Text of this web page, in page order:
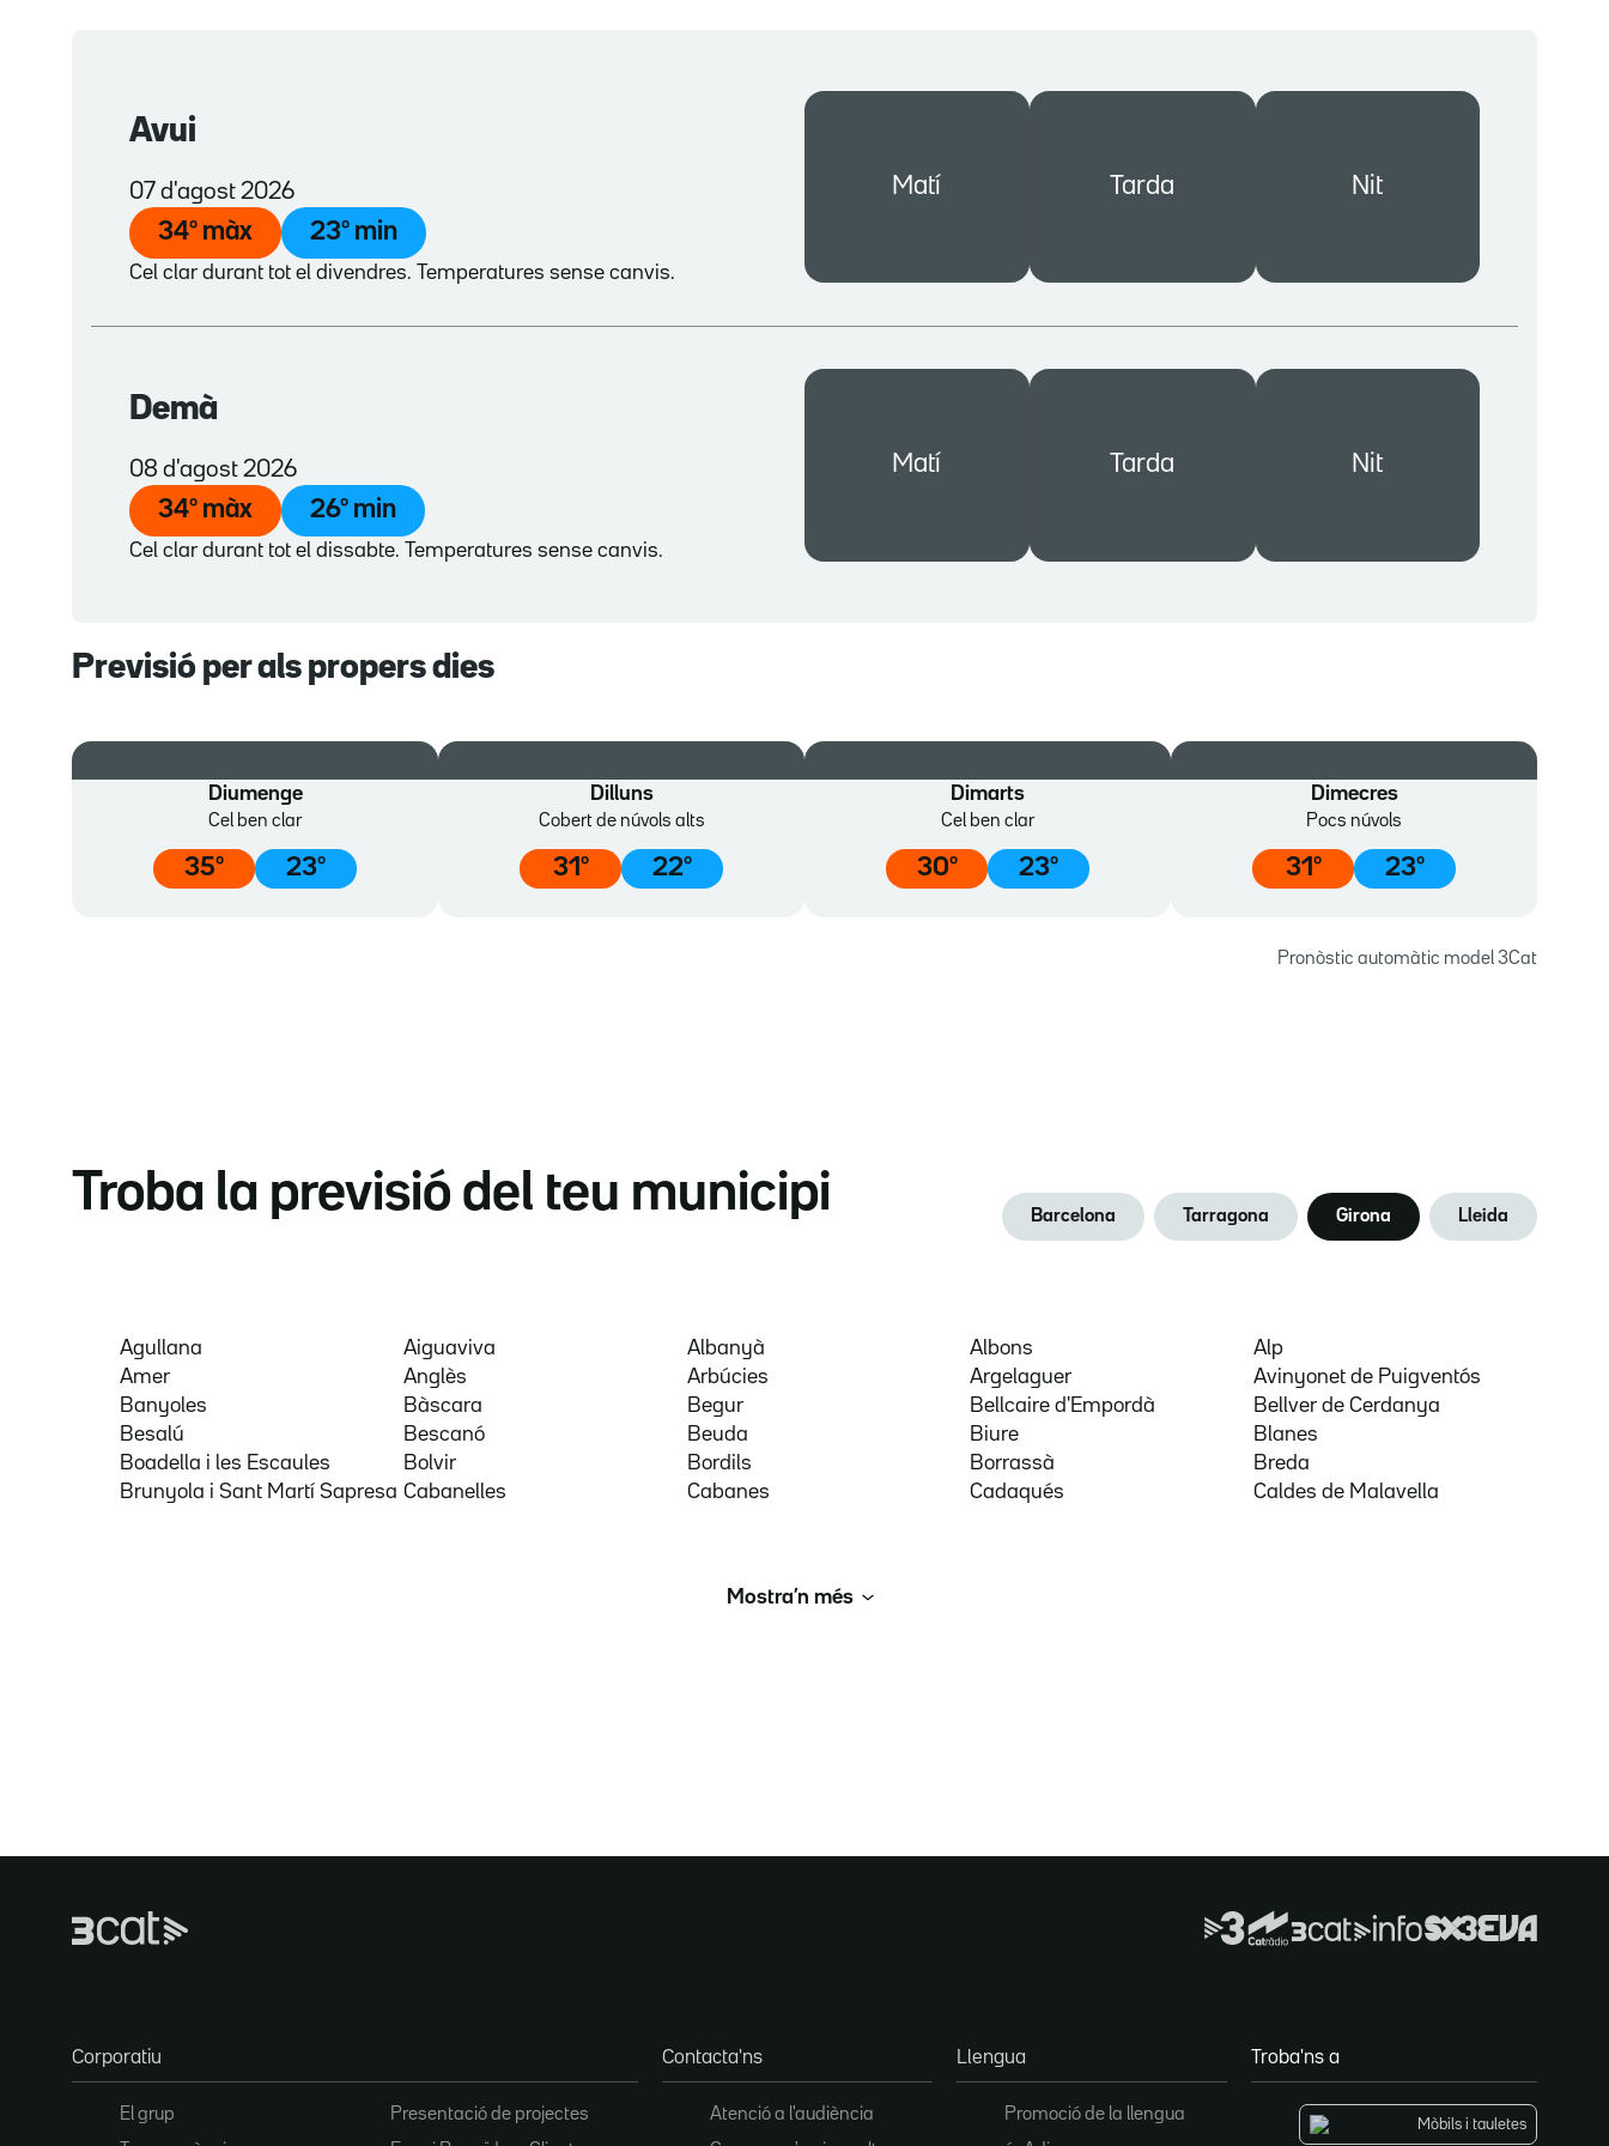
Avui
07 d'agost 2026
34º màx 23º min
Cel clar durant tot el divendres. Temperatures sense canvis.
Matí Tarda Nit
Demà
08 d'agost 2026
34º màx 26º min
Cel clar durant tot el dissabte. Temperatures sense canvis.
Matí Tarda Nit
Previsió per als propers dies
Diumenge
Cel ben clar
35º 23º
Dilluns
Cobert de núvols alts
31 º 22º
Dimarts
Cel ben clar
30º 23º
Dimecres
Pocs núvols
31 º 23º
Pronòstic automàtic model 3Cat
Troba la previsió del teu municipi Barcelona Tarragona Girona Lleida
Agullana Aiguaviva Albanyà Albons
Alp
Amer
Anglès Arbúcies Argelaguer
Avinyonet de Puigventós
Banyoles
Bàscara Begur Bellcaire d'Empordà
Bellver de Cerdanya
Besalú
Bescanó Beuda Biure
Blanes
Boadella i les Escaules
Bolvir Bordils Borrassà
Breda
Brunyola i Sant Martí Sapresa Cabanelles Cabanes Cadaqués Caldes de Malavella
Mostra’n més
Corporatiu
El grup Presentació de projectes
Contacta'ns
Atenció a l'audiència
Llengua
Promoció de la llengua
Troba'ns a
Mòbils i tauletes